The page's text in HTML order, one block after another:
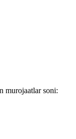
murojaatlar soni: